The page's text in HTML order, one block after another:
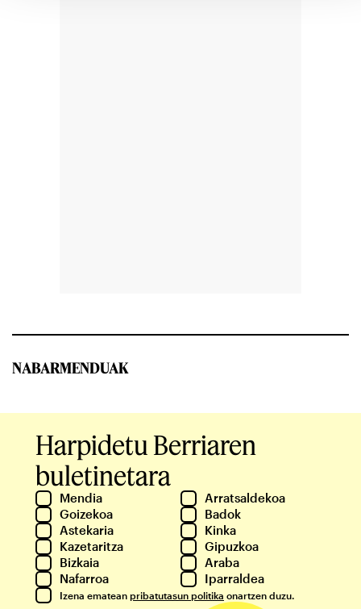
NABARMENDUAK
Harpidetu Berriaren
buletinetara
Mendia
Arratsaldekoa
Goizekoa
Badok
Astekaria
Kinka
Kazetaritza
Gipuzkoa
Bizkaia
Araba
Nafarroa
Iparraldea
Izena ematean pribatutasun politika onartzen duzu.